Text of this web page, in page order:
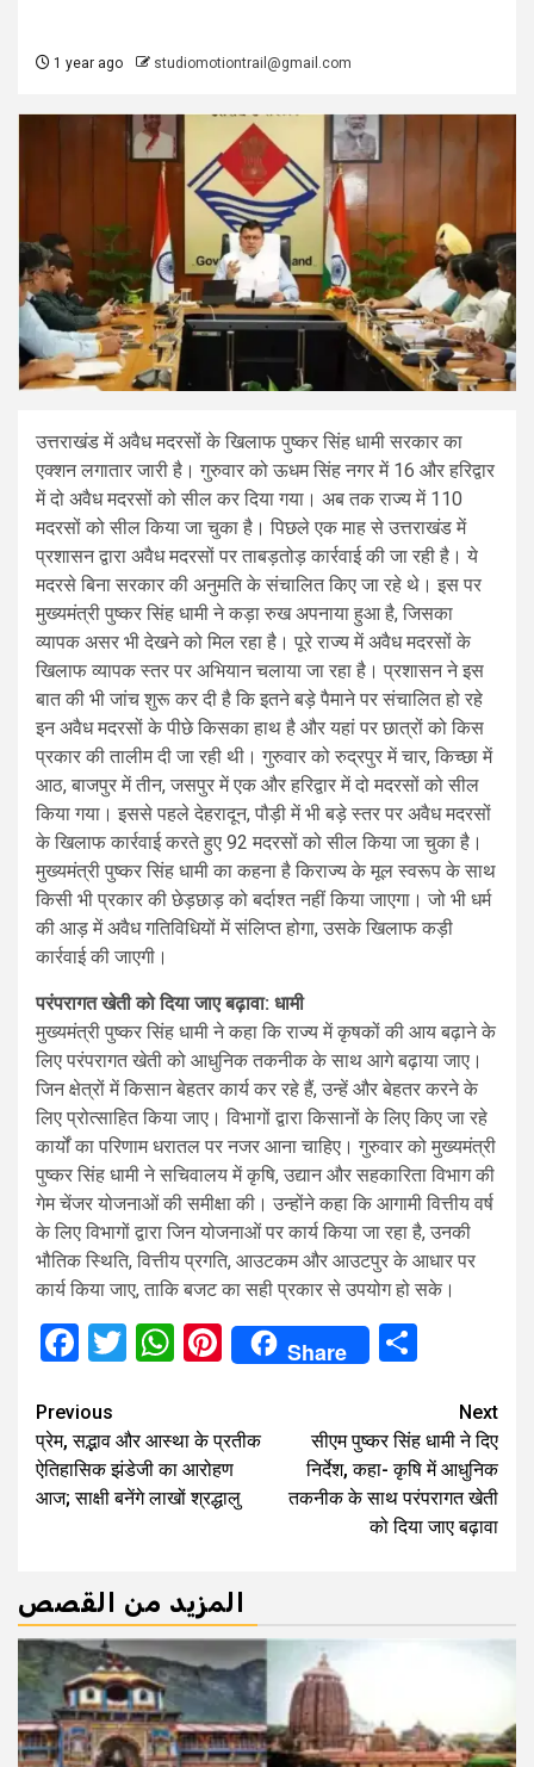
1 year ago studiomotiontrail@gmail.com
उत्तराखंड में अवैध मदरसों के खिलाफ पुष्कर सिंह धामी सरकार का
एक्शन लगातार जारी है। गुरुवार को ऊधम सिंह नगर में 16 और हरिद्वार
में दो अवैध मदरसों को सील कर दिया गया। अब तक राज्य में 110
मदरसों को सील किया जा चुका है। पिछले एक माह से उत्तराखंड में
प्रशासन द्वारा अवैध मदरसों पर ताबड़तोड़ कार्रवाई की जा रही है। ये
मदरसे बिना सरकार की अनुमति के संचालित किए जा रहे थे। इस पर
मुख्यमंत्री पुष्कर सिंह धामी ने कड़ा रुख अपनाया हुआ है, जिसका
व्यापक असर भी देखने को मिल रहा है। पूरे राज्य में अवैध मदरसों के
खिलाफ व्यापक स्तर पर अभियान चलाया जा रहा है। प्रशासन ने इस
बात की भी जांच शुरू कर दी है कि इतने बड़े पैमाने पर संचालित हो रहे
इन अवैध मदरसों के पीछे किसका हाथ है और यहां पर छात्रों को किस
प्रकार की तालीम दी जा रही थी। गुरुवार को रुद्रपुर में चार, किच्छा में
आठ, बाजपुर में तीन, जसपुर में एक और हरिद्वार में दो मदरसों को सील
किया गया। इससे पहले देहरादून, पौड़ी में भी बड़े स्तर पर अवैध मदरसों
के खिलाफ कार्रवाई करते हुए 92 मदरसों को सील किया जा चुका है।
मुख्यमंत्री पुष्कर सिंह धामी का कहना है किराज्य के मूल स्वरूप के साथ
किसी भी प्रकार की छेड़छाड़ को बर्दाश्त नहीं किया जाएगा। जो भी धर्म
की आड़ में अवैध गतिविधियों में संलिप्त होगा, उसके खिलाफ कड़ी
कार्रवाई की जाएगी।
परंपरागत खेती को दिया जाए बढ़ावा: धामी
मुख्यमंत्री पुष्कर सिंह धामी ने कहा कि राज्य में कृषकों की आय बढ़ाने के
लिए परंपरागत खेती को आधुनिक तकनीक के साथ आगे बढ़ाया जाए।
जिन क्षेत्रों में किसान बेहतर कार्य कर रहे हैं, उन्हें और बेहतर करने के
लिए प्रोत्साहित किया जाए। विभागों द्वारा किसानों के लिए किए जा रहे
कार्यों का परिणाम धरातल पर नजर आना चाहिए। गुरुवार को मुख्यमंत्री
पुष्कर सिंह धामी ने सचिवालय में कृषि, उद्यान और सहकारिता विभाग की
गेम चेंजर योजनाओं की समीक्षा की। उन्होंने कहा कि आगामी वित्तीय वर्ष
के लिए विभागों द्वारा जिन योजनाओं पर कार्य किया जा रहा है, उनकी
भौतिक स्थिति, वित्तीय प्रगति, आउटकम और आउटपुर के आधार पर
कार्य किया जाए, ताकि बजट का सही प्रकार से उपयोग हो सके।
Facebook
TwitterWhatsApp
Pinterest
Share
Continue
Reading
Previous
प्रेम, सद्भाव और आस्था के प्रतीक
ऐतिहासिक झंडेजी का आरोहण
आज; साक्षी बनेंगे लाखों श्रद्धालु
Next
सीएम पुष्कर सिंह धामी ने दिए
निर्देश, कहा- कृषि में आधुनिक
तकनीक के साथ परंपरागत खेती
को दिया जाए बढ़ावा
المزيد من القصص